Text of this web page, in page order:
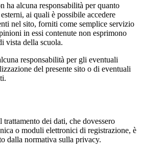
ha alcuna responsabilità per quanto
ai quali è possibile accedere
nel sito, forniti come semplice servizio
in essi contenute non esprimono
vista della scuola.
responsabilità per gli eventuali
del presente sito o di eventuali
trattamento dei dati, che dovessero
o moduli elettronici di registrazione, è
dalla normativa sulla privacy.